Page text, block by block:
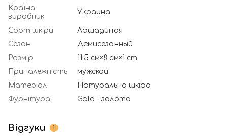
Країна
виробник
Украина
Сорт шкіри
Лошадиная
Сезон
Демисезонный
Розмір
11.5 см×8 см×1 cm
Приналежність
мужской
Матеріал
Натуральна шкіра
Фурнітура
Gold - золото
Відгуки 1